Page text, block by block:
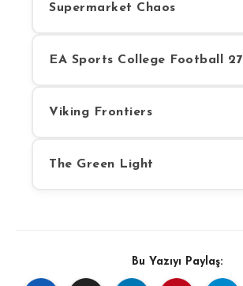
Supermarket Chaos
EA Sports College Football 27
Viking Frontiers
The Green Light
Bu Yazıyı Paylaş: